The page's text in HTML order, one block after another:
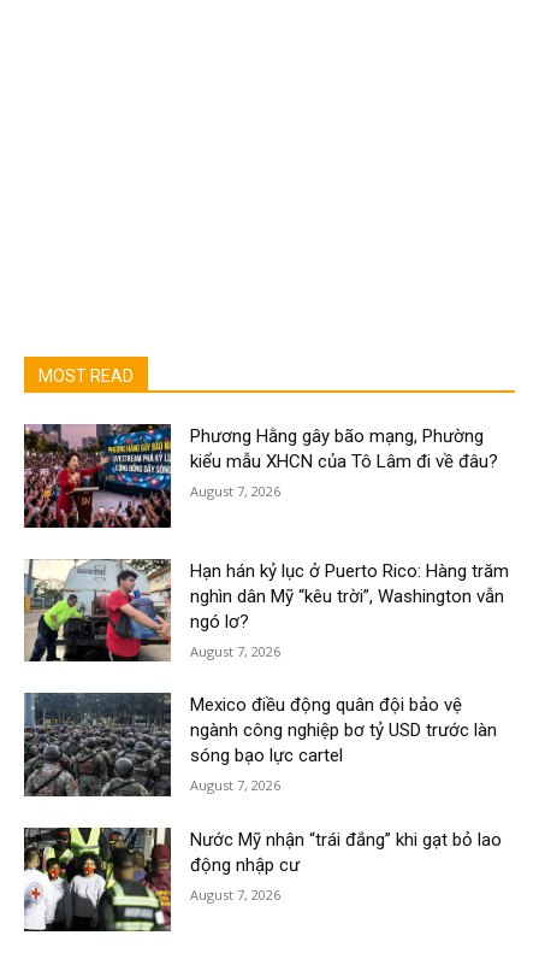
MOST READ
Phương Hằng gây bão mạng, Phường
kiểu mẫu XHCN của Tô Lâm đi về đâu?
August 7, 2026
Hạn hán kỷ lục ở Puerto Rico: Hàng trăm
nghìn dân Mỹ “kêu trời”, Washington vẫn
ngó lơ?
August 7, 2026
Mexico điều động quân đội bảo vệ
ngành công nghiệp bơ tỷ USD trước làn
sóng bạo lực cartel
August 7, 2026
Nước Mỹ nhận “trái đắng” khi gạt bỏ lao
động nhập cư
August 7, 2026